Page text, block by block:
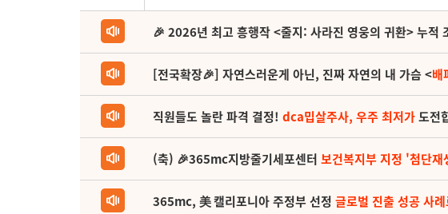
🎉 2026년 최고 흥행작 <줄지: 사라진 영웅의 귀환> 누적
[전국확장🎉] 자연스러운게 아닌, 진짜 자연의 내 가슴 <배
직원들도 놀란 파격 결정! dca밉살주사, 우주 최저가도전
(축) 🎉365mc지방줄기세포센터 보건복지부 지정 '첨단재
365mc, 美 캘리포니아 주정부 선정 글로벌 진출 성공 사